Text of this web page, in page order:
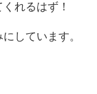
れるはず！
しています。